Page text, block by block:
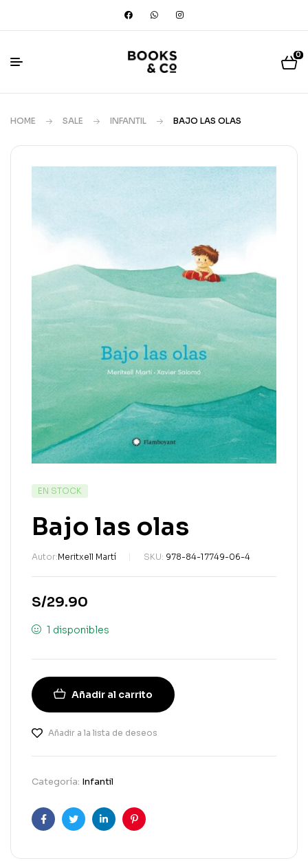
0
HOME SALE INFANTIL BAJO LAS OLAS
EN STOCK
Bajo las olas
Autor:Meritxell Martí SKU: 978-84-17749-06-4
S/29.90
1 disponibles
Añadir al carrito
Añadir a la lista de deseos
Categoría: Infantil
FacebookGorjeoLinkedInPinterest